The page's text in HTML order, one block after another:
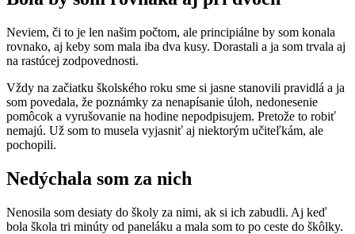
Neviem, či to je len našim počtom, ale principiálne by som konala
rovnako, aj keby som mala iba dva kusy. Dorastali a ja som trvala aj
na rastúcej zodpovednosti.
Vždy na začiatku školského roku sme si jasne stanovili pravidlá a ja
som povedala, že poznámky za nenapísanie úloh, nedonesenie
pomôcok a vyrušovanie na hodine nepodpisujem. Pretože to robiť
nemajú. Už som to musela vyjasniť aj niektorým učiteľkám, ale
pochopili.
Nedýchala som za nich
Nenosila som desiaty do školy za nimi, ak si ich zabudli. Aj keď
bola škola tri minúty od paneláku a mala som to po ceste do škôlky.